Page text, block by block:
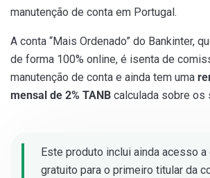
manutenção de conta em Portugal.
A conta “Mais Ordenado” do Bankinter,
de forma 100% online, é isenta de
manutenção de conta e ainda tem uma
mensal de 2% TANB calculada sobre os
Este produto inclui ainda acesso
gratuito para o primeiro titular da